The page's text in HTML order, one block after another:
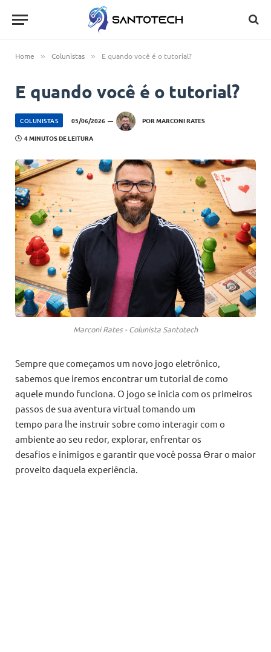
Home » Colunistas » E quando você é o tutorial?
E quando você é o tutorial?
COLUNISTAS 05/06/2026 POR MARCONI RATES
4 MINUTOS DE LEITURA
Marconi Rates - Colunista Santotech
Sempre que começamos um novo jogo eletrônico,
sabemos que iremos encontrar um tutorial de como
aquele mundo funciona. O jogo se inicia com os primeiros
passos de sua aventura virtual tomando um
tempo para lhe instruir sobre como interagir com o
ambiente ao seu redor, explorar, enfrentar os
desafios e inimigos e garantir que você possa Ɵrar o maior
proveito daquela experiência.